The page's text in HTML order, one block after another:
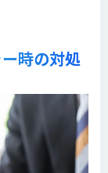
時の対処